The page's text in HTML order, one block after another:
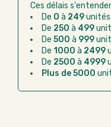
Virement
après la commande
Chorus Pro :
administratif
Ces délais
De 0 à 249unités
De 250 à 499
De 500 à 999
De 1000 à 2499
De 2500 à 4999
Plus de 5000